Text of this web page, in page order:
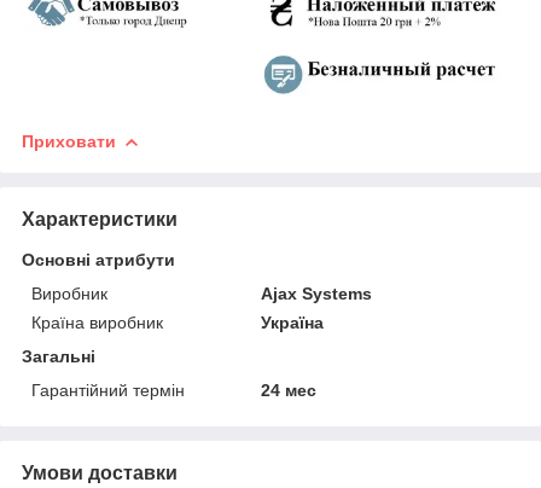
Приховати
Характеристики
Основні атрибути
Виробник
Ajax Systems
Країна виробник
Україна
Загальні
Гарантійний термін
24 мес
Умови доставки